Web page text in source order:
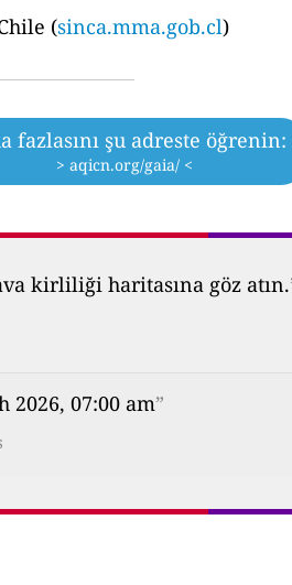
(sinca.mma.gob.cl)
fazlasını şu adreste öğrenin:
> aqicn.org/gaia/ <
kirliliği haritasına göz atın.
2026, 07:00 am”